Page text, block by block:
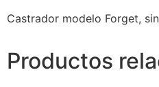
Castrador modelo Forget,
Productos